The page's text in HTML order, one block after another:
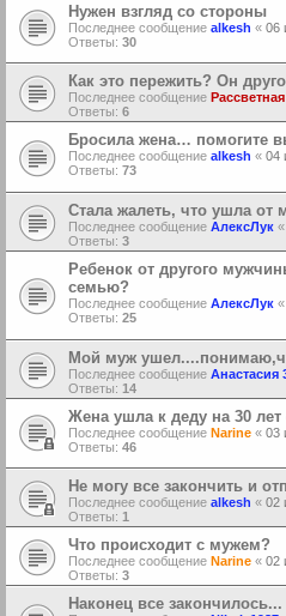
Нужен взгляд со стороны
Последнее сообщение alkesh « 06
Ответы: 30
Как это пережить? Он
Последнее сообщение Рассветная
Ответы: 6
Бросила жена… помогите
Последнее сообщение alkesh « 04
Ответы: 73
Стала жалеть, что ушла от
Последнее сообщение АлексЛук «
Ответы: 3
Ребенок от другого
семью?
Последнее сообщение АлексЛук «
Ответы: 25
Мой муж
Последнее сообщение Анастасия
Ответы: 14
Жена ушла к деду на 30 лет
Последнее сообщение Narine « 03
Ответы: 46
Не могу все закончить и
Последнее сообщение alkesh « 02
Ответы: 1
Что происходит с мужем?
Последнее сообщение Narine « 02
Ответы: 3
Наконец все закончилось...